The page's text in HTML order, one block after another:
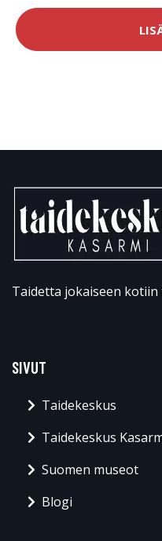
Taidetta jokaiseen kotiin
SIVUT
Taidekeskus
Taidekeskus
Suomen museot
Blogi